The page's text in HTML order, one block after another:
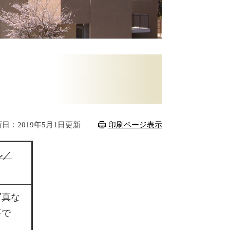
日：2019年5月1日更新 印刷ページ表示
な